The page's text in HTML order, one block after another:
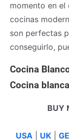
momento en el
cocinas
son perfectas
conseguirlo,
Cocina
Cocina
BUY
USA| UK|